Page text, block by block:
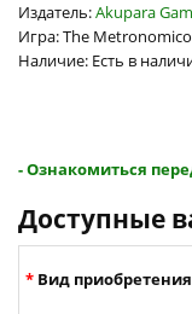
Издатель:Akupara
Игра: The
Наличие: Есть в
- Ознакомиться
Доступные
Вид приобретения